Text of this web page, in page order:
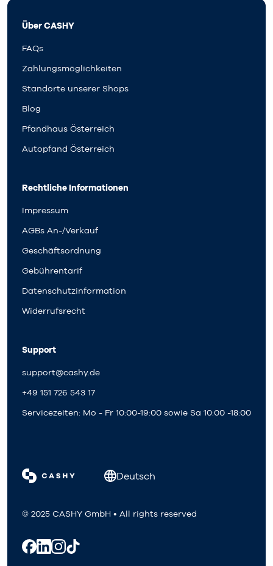
Über CASHY
FAQs
Zahlungsmöglichkeiten
Standorte unserer Shops
Blog
Pfandhaus Österreich
Autopfand Österreich
Rechtliche Informationen
Impressum
AGBs An-/Verkauf
Geschäftsordnung
Gebührentarif
Datenschutzinformation
Widerrufsrecht
Support
support@cashy.de
+49 151 726 543 17
Servicezeiten: Mo - Fr 10:00-19:00 sowie Sa 10:00 -18:00
Deutsch
© 2025 CASHY GmbH • All rights reserved